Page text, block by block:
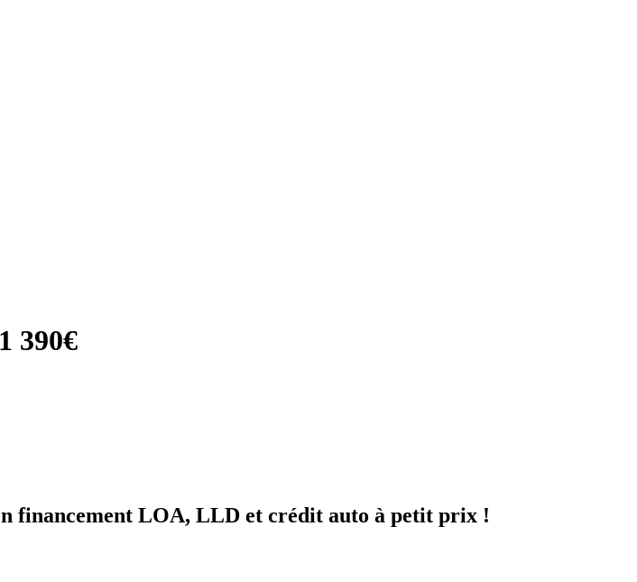
390€
financement LOA, LLD et crédit auto à petit prix !